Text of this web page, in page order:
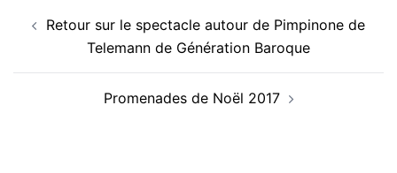
d’article
Retour sur le spectacle autour de Pimpinone de
Telemann de Génération Baroque
Promenades de Noël 2017